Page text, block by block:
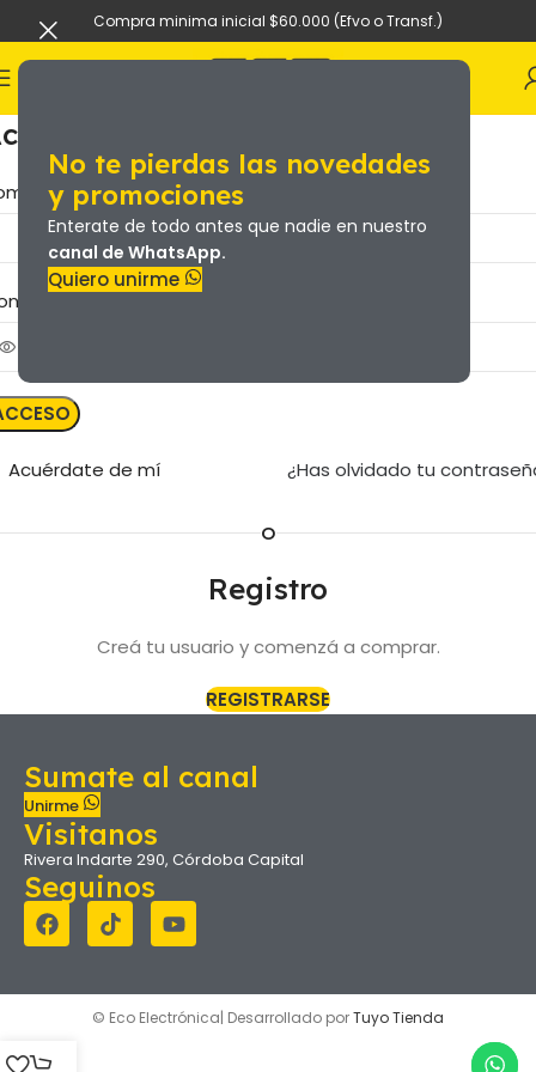
No te pierdas las novedades
y promociones
Enterate de todo antes que nadie en nuestro
canal de WhatsApp.
Quiero unirme
Compra minima inicial $60.000 (Efvo o Transf.)
de usuario o correo electrónico
*
¿Has olvidado tu
Acuérdate de mí
O
Registro
Creá tu usuario y comenzá a comprar.
REGISTRARSE
Sumate al canal
Unirme
Visitanos
Rivera Indarte 290, Córdoba Capital
Seguinos
© Eco Electrónica| Desarrollado porTuyo Tienda